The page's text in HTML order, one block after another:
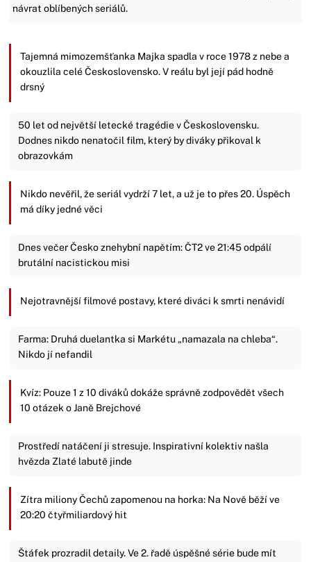
návrat oblíbených seriálů.
Tajemná mimozemšťanka Majka spadla v roce 1978 z nebe a
okouzlila celé Československo. V reálu byl její pád hodně
drsný
50 let od největší letecké tragédie v Československu.
Dodnes nikdo nenatočil film, který by diváky přikoval k
obrazovkám
Nikdo nevěřil, že seriál vydrží 7 let, a už je to přes 20. Úspěch
má díky jedné věci
Dnes večer Česko znehybní napětím: ČT2 ve 21:45 odpálí
brutální nacistickou misi
Nejotravnější filmové postavy, které diváci k smrti nenávidí
Farma: Druhá duelantka si Markétu „namazala na chleba“.
Nikdo jí nefandil
Kvíz: Pouze 1 z 10 diváků dokáže správně zodpovědět všech
10 otázek o Janě Brejchové
Prostředí natáčení ji stresuje. Inspirativní kolektiv našla
hvězda Zlaté labutě jinde
Zítra miliony Čechů zapomenou na horka: Na Nově běží ve
20:20 čtyřmiliardový hit
Štáfek prozradil detaily. Ve 2. řadě úspěšné série bude mít